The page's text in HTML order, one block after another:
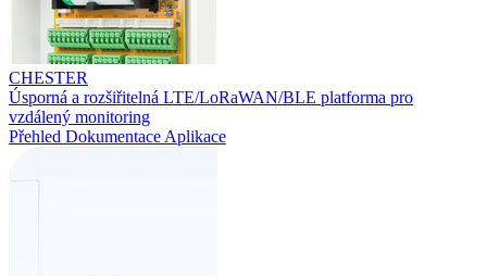
CHESTER
Úsporná a rozšiřitelná LTE/LoRaWAN/BLE platforma pro
vzdálený monitoring
Přehled Dokumentace Aplikace